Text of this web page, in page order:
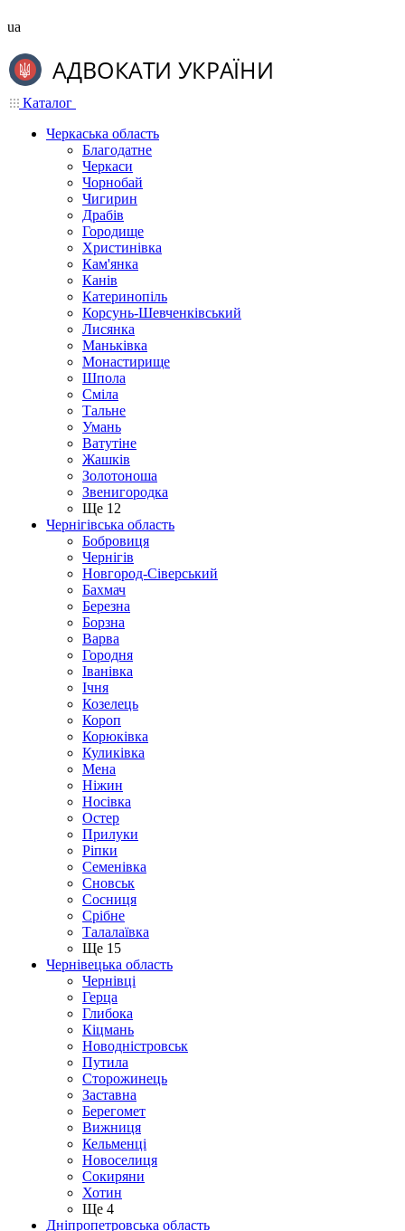
ua
Каталог
Черкаська область
Благодатне
Черкаси
Чорнобай
Чигирин
Драбів
Городище
Христинівка
Кам'янка
Канів
Катеринопіль
Корсунь-Шевченківський
Лисянка
Маньківка
Монастирище
Шпола
Сміла
Тальне
Умань
Ватутіне
Жашків
Золотоноша
Звенигородка
Ще 12
Чернігівська область
Бобровиця
Чернігів
Новгород-Сіверський
Бахмач
Березна
Борзна
Варва
Городня
Іванівка
Ічня
Козелець
Короп
Корюківка
Куликівка
Мена
Ніжин
Носівка
Остер
Прилуки
Ріпки
Семенівка
Сновськ
Сосниця
Срібне
Талалаївка
Ще 15
Чернівецька область
Чернівці
Герца
Глибока
Кіцмань
Новодністровськ
Путила
Сторожинець
Заставна
Берегомет
Вижниця
Кельменці
Новоселиця
Сокиряни
Хотин
Ще 4
Дніпропетровська область